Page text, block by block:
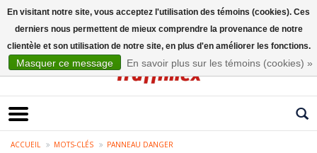
ACCUEIL MOTS-CLÉS PANNEAU DANGER
En visitant notre site, vous acceptez l'utilisation des témoins (cookies). Ces
derniers nous permettent de mieux comprendre la provenance de notre
clientèle et son utilisation de notre site, en plus d'en améliorer les fonctions.
Masquer ce message En savoir plus sur les témoins (cookies) »